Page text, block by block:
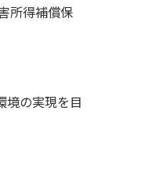
所得補償保
境の実現を目